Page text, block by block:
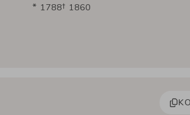
1788
1860